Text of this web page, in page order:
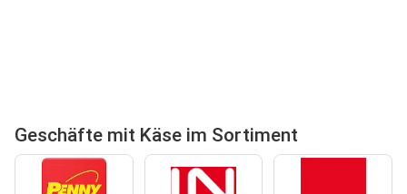
Geschäfte mit Käse im Sortiment